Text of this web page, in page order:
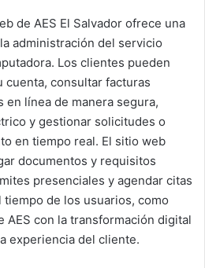
de AES El Salvador ofrece una
administración del servicio
Los clientes pueden
cuenta, consultar facturas
en línea de manera segura,
y gestionar solicitudes o
en tiempo real. El sitio web
documentos y requisitos
presenciales y agendar citas
de los usuarios, como
AES con la transformación digital
experiencia del cliente.